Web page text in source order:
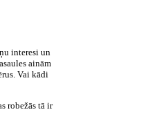
interesi un
ainām
Vai kādi
robežās tā ir